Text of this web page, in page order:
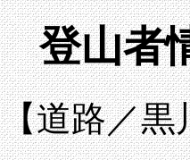
登山者
【道路／黒